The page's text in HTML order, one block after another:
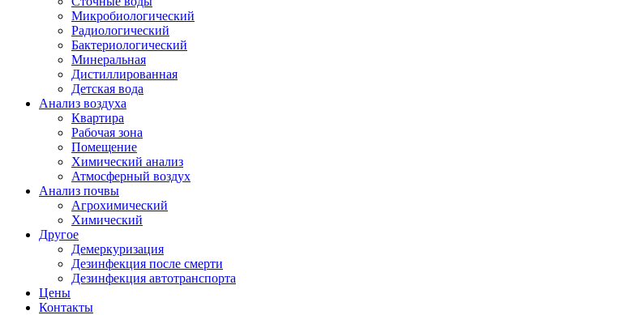
Микробиологический
Радиологический
Бактериологический
Минеральная
Дистиллированная
Детская вода
Анализ воздуха
Квартира
Рабочая зона
Помещение
Химический анализ
Атмосферный воздух
Анализ почвы
Агрохимический
Химический
Другое
Демеркуризация
Дезинфекция после смерти
Дезинфекция автотранспорта
Цены
Контакты